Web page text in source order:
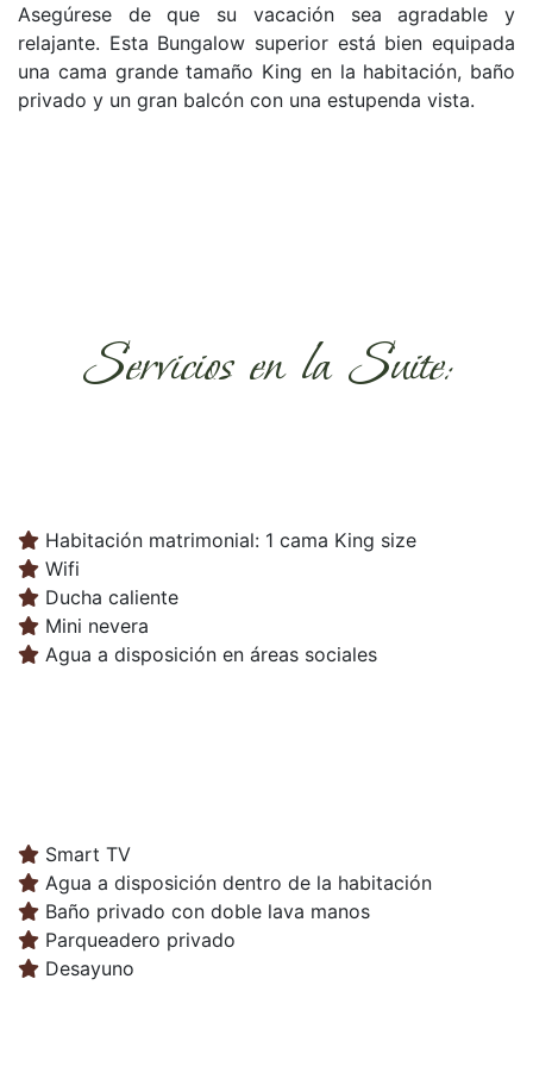
Asegúrese de que su vacación sea agradable y
relajante. Esta Bungalow superior está bien equipada
una cama grande tamaño King en la habitación, baño
privado y un gran balcón con una estupenda vista.
Servicios en la Suite:
Habitación matrimonial: 1 cama King size
Wifi
Ducha caliente
Mini nevera
Agua a disposición en áreas sociales
Smart TV
Agua a disposición dentro de la habitación
Baño privado con doble lava manos
Parqueadero privado
Desayuno